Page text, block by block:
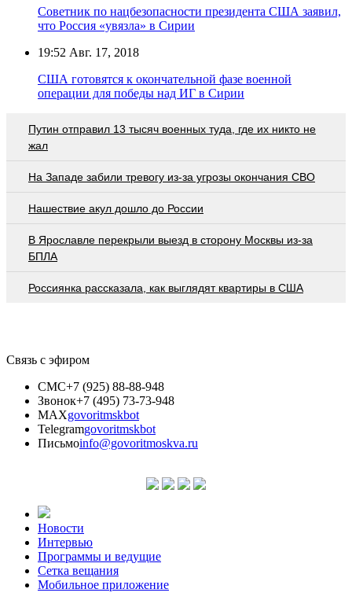
Советник по нацбезопасности президента США заявил,
что Россия «увязла» в Сирии
19:52 Авг. 17, 2018
США готовятся к окончательной фазе военной
операции для победы над ИГ в Сирии
Путин отправил 13 тысяч военных туда, где их никто не
жал
На Западе забили тревогу из-за угрозы окончания СВО
Нашествие акул дошло до России
В Ярославле перекрыли выезд в сторону Москвы из-за
БПЛА
Россиянка рассказала, как выглядят квартиры в США
Связь с эфиром
СМС+7 (925) 88-88-948
Звонок+7 (495) 73-73-948
MAXgovoritmskbot
Telegramgovoritmskbot
Письмоinfo@govoritmoskva.ru
Новости
Интервью
Программы и ведущие
Сетка вещания
Мобильное приложение